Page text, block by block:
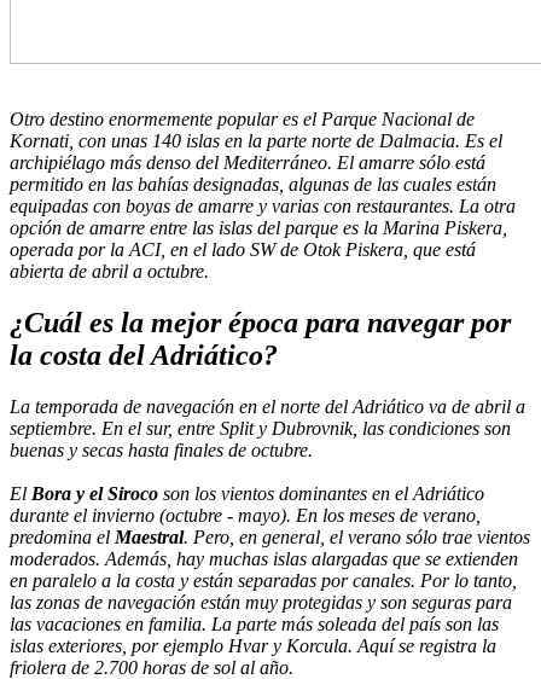
Otro destino enormemente popular es el Parque Nacional de
Kornati , con unas 140 islas en la parte norte de Dalmacia. Es el
archipiélago más denso del Mediterráneo. El amarre sólo está
permitido en las bahías designadas, algunas de las cuales están
equipadas con boyas de amarre y varias con restaurantes. La otra
opción de amarre entre las islas del parque es la Marina Piskera,
operada por la ACI, en el lado SW de Otok Piskera, que está
abierta de abril a octubre.
¿Cuál es la mejor época para navegar por
la costa del Adriático?
La temporada de navegación en el norte del Adriático va de abril a
septiembre. En el sur, entre Split y Dubrovnik, las condiciones son
buenas y secas hasta finales de octubre.
El Bora y el Siroco son los vientos dominantes en el Adriático
durante el invierno (octubre - mayo). En los meses de verano,
predomina el Maestral. Pero, en general, el verano sólo trae vientos
moderados. Además, hay muchas islas alargadas que se extienden
en paralelo a la costa y están separadas por canales. Por lo tanto,
las zonas de navegación están muy protegidas y son seguras para
las vacaciones en familia. La parte más soleada del país son las
islas exteriores, por ejemplo Hvar y Korcula. Aquí se registra la
friolera de 2.700 horas de sol al año.